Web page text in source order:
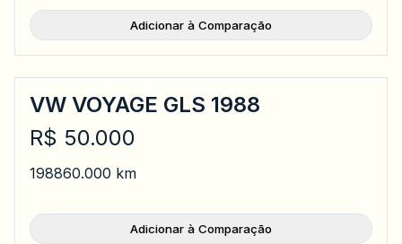
Adicionar à Comparação
VW VOYAGE GLS 1988
R$ 50.000
198860.000 km
Adicionar à Comparação